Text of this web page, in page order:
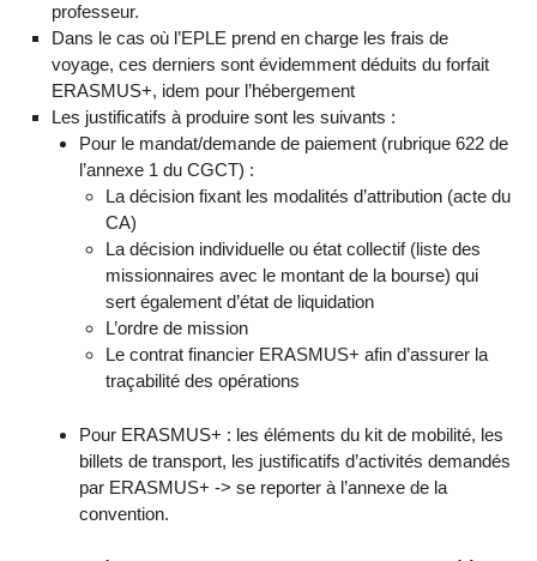
professeur.
Dans le cas où l’EPLE prend en charge les frais de
voyage, ces derniers sont évidemment déduits du forfait
ERASMUS+, idem pour l’hébergement
Les justificatifs à produire sont les suivants :
Pour le mandat/demande de paiement (rubrique 622 de
l’annexe 1 du CGCT) :
La décision fixant les modalités d’attribution (acte du
CA)
La décision individuelle ou état collectif (liste des
missionnaires avec le montant de la bourse) qui
sert également d’état de liquidation
L’ordre de mission
Le contrat financier ERASMUS+ afin d’assurer la
traçabilité des opérations
Pour ERASMUS+ : les éléments du kit de mobilité, les
billets de transport, les justificatifs d’activités demandés
par ERASMUS+ -> se reporter à l’annexe de la
convention.